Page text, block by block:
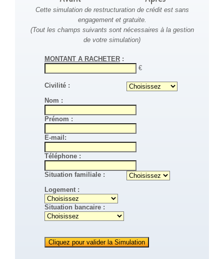
Cette simulation de restructuration de crédit est sans
engagement et gratuite.
(Tout les champs suivants sont nécessaires à la gestion
de votre simulation)
MONTANT A RACHETER:
€
Civilité :
Nom :
Prénom :
E-mail:
Téléphone :
Situation familiale :
Logement :
Situation bancaire :